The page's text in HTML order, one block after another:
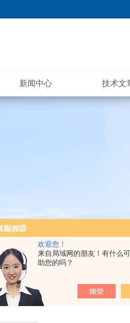
欢迎您！
来自局域网的朋友！有什么
助您的吗？
新闻中心 技术文
> 超低频信号发生器